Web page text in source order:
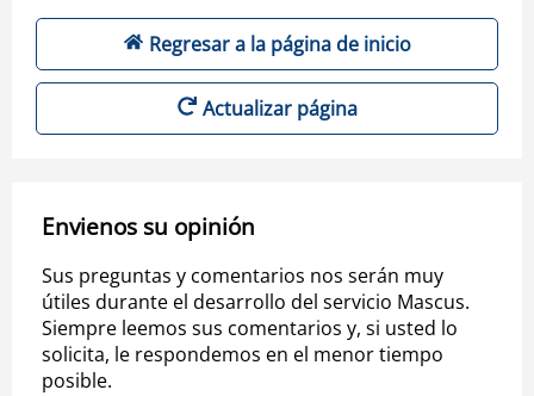
Regresar a la página de inicio
Actualizar página
Envienos su opinión
Sus preguntas y comentarios nos serán muy
útiles durante el desarrollo del servicio Mascus.
Siempre leemos sus comentarios y, si usted lo
solicita, le respondemos en el menor tiempo
posible.